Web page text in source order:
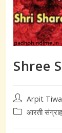
Shree
Post
author:
Arpit
Postआरती